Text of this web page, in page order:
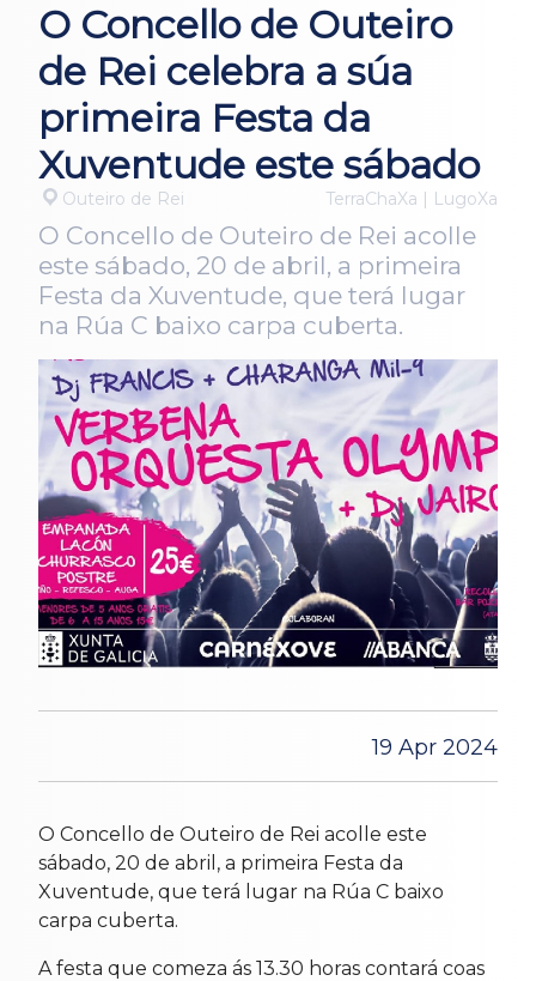
O Concello de Outeiro
de Rei celebra a súa
primeira Festa da
Xuventude este sábado
Outeiro de Rei TerraChaXa | LugoXa
O Concello de Outeiro de Rei acolle
este sábado, 20 de abril, a primeira
Festa da Xuventude, que terá lugar
na Rúa C baixo carpa cuberta.
19 Apr 2024
O Concello de Outeiro de Rei acolle este
sábado, 20 de abril, a primeira Festa da
Xuventude, que terá lugar na Rúa C baixo
carpa cuberta.
A festa que comeza ás 13.30 horas contará coas